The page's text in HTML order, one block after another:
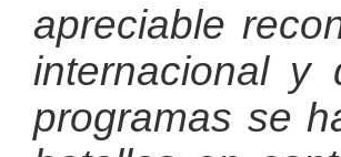
apreciable
internacional y
programas se